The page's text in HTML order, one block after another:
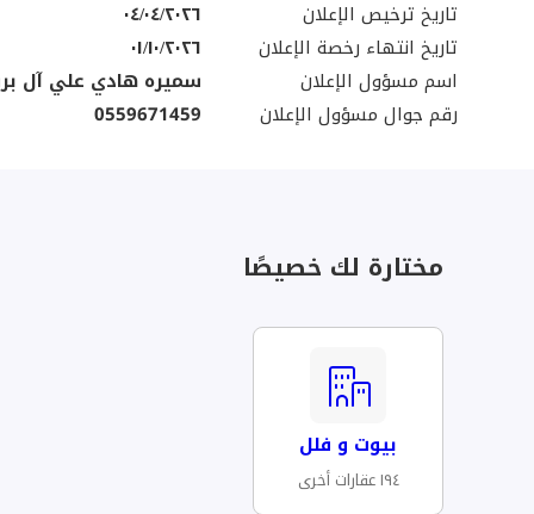
تاريخ ترخيص الإعلان
٠٤/٠٤/٢٠٢٦
تاريخ انتهاء رخصة الإعلان
٠١/١٠/٢٠٢٦
اسم مسؤول الإعلان
سميره هادي علي آل
رقم جوال مسؤول الإعلان
0559671459
مختارة لك خصيصًا
بيوت و فلل
١٩٤ عقارات أخرى